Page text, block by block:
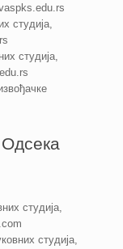
студија,
студија,
студија,
студија,